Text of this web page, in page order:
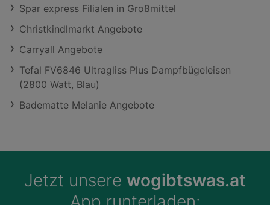
Spar express Filialen in Großmittel
Christkindlmarkt Angebote
Carryall Angebote
Tefal FV6846 Ultragliss Plus Dampfbügeleisen
(2800 Watt, Blau)
Badematte Melanie Angebote
Jetzt unsere wogibtswas.at